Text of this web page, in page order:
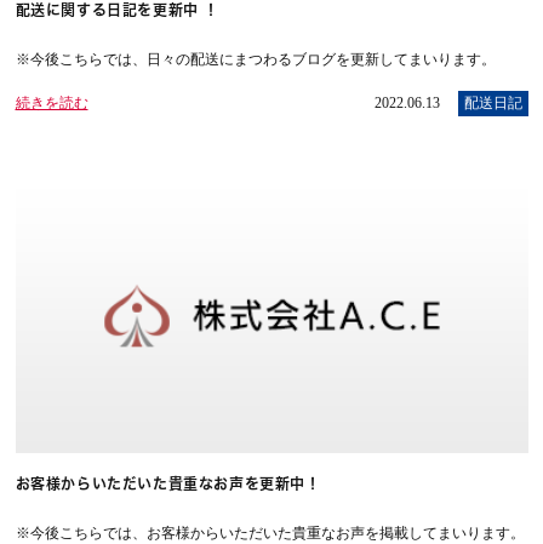
配送に関する日記を更新中 ！
※今後こちらでは、日々の配送にまつわるブログを更新してまいります。
続きを読む 2022.06.13 配送日記
お客様からいただいた貴重なお声を更新中！
※今後こちらでは、お客様からいただいた貴重なお声を掲載してまいります。